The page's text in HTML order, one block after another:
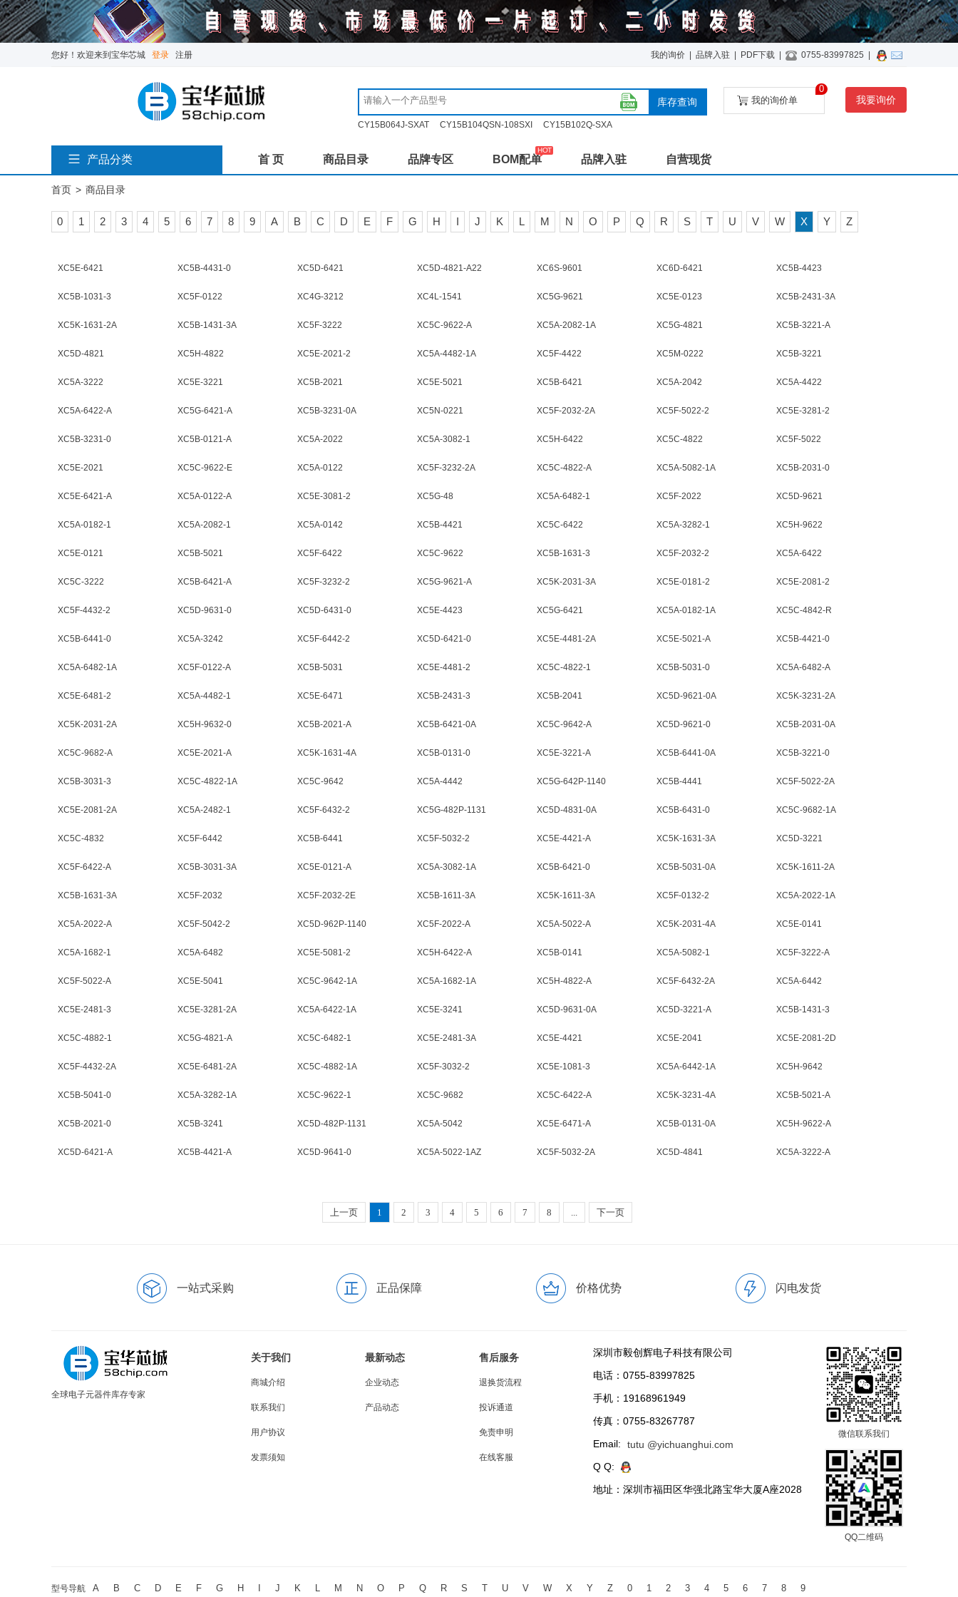
您好！欢迎来到宝华芯城 登录 注册 我的询价 品牌入驻 PDF下载 0755-83997825
库存查询
CY15B064J-SXAT CY15B104QSN-108SXI CY15B102Q-SXA
我的询价单
0
我要询价
产品分类 首 页 商品目录 品牌专区 BOM配单 品牌入驻 自营现货
首页 > 商品目录
0 1 2 3 4 5 6 7 8 9 A B C D E F G H I J K L M N O P Q R S T U V W X Y Z
XC5E-6421 XC5B-4431-0 XC5D-6421 XC5D-4821-A22 XC6S-9601 XC6D-6421 XC5B-4423
XC5B-1031-3 XC5F-0122 XC4G-3212 XC4L-1541 XC5G-9621 XC5E-0123 XC5B-2431-3A
XC5K-1631-2A XC5B-1431-3A XC5F-3222 XC5C-9622-A XC5A-2082-1A XC5G-4821 XC5B-3221-A
XC5D-4821 XC5H-4822 XC5E-2021-2 XC5A-4482-1A XC5F-4422 XC5M-0222 XC5B-3221
XC5A-3222 XC5E-3221 XC5B-2021 XC5E-5021 XC5B-6421 XC5A-2042 XC5A-4422
XC5A-6422-A XC5G-6421-A XC5B-3231-0A XC5N-0221 XC5F-2032-2A XC5F-5022-2 XC5E-3281-2
XC5B-3231-0 XC5B-0121-A XC5A-2022 XC5A-3082-1 XC5H-6422 XC5C-4822 XC5F-5022
XC5E-2021 XC5C-9622-E XC5A-0122 XC5F-3232-2A XC5C-4822-A XC5A-5082-1A XC5B-2031-0
XC5E-6421-A XC5A-0122-A XC5E-3081-2 XC5G-48 XC5A-6482-1 XC5F-2022 XC5D-9621
XC5A-0182-1 XC5A-2082-1 XC5A-0142 XC5B-4421 XC5C-6422 XC5A-3282-1 XC5H-9622
XC5E-0121 XC5B-5021 XC5F-6422 XC5C-9622 XC5B-1631-3 XC5F-2032-2 XC5A-6422
XC5C-3222 XC5B-6421-A XC5F-3232-2 XC5G-9621-A XC5K-2031-3A XC5E-0181-2 XC5E-2081-2
XC5F-4432-2 XC5D-9631-0 XC5D-6431-0 XC5E-4423 XC5G-6421 XC5A-0182-1A XC5C-4842-R
XC5B-6441-0 XC5A-3242 XC5F-6442-2 XC5D-6421-0 XC5E-4481-2A XC5E-5021-A XC5B-4421-0
XC5A-6482-1A XC5F-0122-A XC5B-5031 XC5E-4481-2 XC5C-4822-1 XC5B-5031-0 XC5A-6482-A
XC5E-6481-2 XC5A-4482-1 XC5E-6471 XC5B-2431-3 XC5B-2041 XC5D-9621-0A XC5K-3231-2A
XC5K-2031-2A XC5H-9632-0 XC5B-2021-A XC5B-6421-0A XC5C-9642-A XC5D-9621-0 XC5B-2031-0A
XC5C-9682-A XC5E-2021-A XC5K-1631-4A XC5B-0131-0 XC5E-3221-A XC5B-6441-0A XC5B-3221-0
XC5B-3031-3 XC5C-4822-1A XC5C-9642 XC5A-4442 XC5G-642P-1140 XC5B-4441 XC5F-5022-2A
XC5E-2081-2A XC5A-2482-1 XC5F-6432-2 XC5G-482P-1131 XC5D-4831-0A XC5B-6431-0 XC5C-9682-1A
XC5C-4832 XC5F-6442 XC5B-6441 XC5F-5032-2 XC5E-4421-A XC5K-1631-3A XC5D-3221
XC5F-6422-A XC5B-3031-3A XC5E-0121-A XC5A-3082-1A XC5B-6421-0 XC5B-5031-0A XC5K-1611-2A
XC5B-1631-3A XC5F-2032 XC5F-2032-2E XC5B-1611-3A XC5K-1611-3A XC5F-0132-2 XC5A-2022-1A
XC5A-2022-A XC5F-5042-2 XC5D-962P-1140 XC5F-2022-A XC5A-5022-A XC5K-2031-4A XC5E-0141
XC5A-1682-1 XC5A-6482 XC5E-5081-2 XC5H-6422-A XC5B-0141 XC5A-5082-1 XC5F-3222-A
XC5F-5022-A XC5E-5041 XC5C-9642-1A XC5A-1682-1A XC5H-4822-A XC5F-6432-2A XC5A-6442
XC5E-2481-3 XC5E-3281-2A XC5A-6422-1A XC5E-3241 XC5D-9631-0A XC5D-3221-A XC5B-1431-3
XC5C-4882-1 XC5G-4821-A XC5C-6482-1 XC5E-2481-3A XC5E-4421 XC5E-2041 XC5E-2081-2D
XC5F-4432-2A XC5E-6481-2A XC5C-4882-1A XC5F-3032-2 XC5E-1081-3 XC5A-6442-1A XC5H-9642
XC5B-5041-0 XC5A-3282-1A XC5C-9622-1 XC5C-9682 XC5C-6422-A XC5K-3231-4A XC5B-5021-A
XC5B-2021-0 XC5B-3241 XC5D-482P-1131 XC5A-5042 XC5E-6471-A XC5B-0131-0A XC5H-9622-A
XC5D-6421-A XC5B-4421-A XC5D-9641-0 XC5A-5022-1AZ XC5F-5032-2A XC5D-4841 XC5A-3222-A
上一页 1 2 3 4 5 6 7 8 ... 下一页
一站式采购 正品保障 价格优势 闪电发货
全球电子元器件库存专家
关于我们
商城介绍
联系我们
用户协议
发票须知
最新动态
企业动态
产品动态
售后服务
退换货流程
投诉通道
免责申明
在线客服
深圳市毅创辉电子科技有限公司
电话：0755-83997825
手机：19168961949
传真：0755-83267787
Email:
tutu @yichuanghui.com
Q Q:
地址：深圳市福田区华强北路宝华大厦A座2028
微信联系我们
QQ二维码
型号导航 A B C D E F G H J K L M N O P Q R S T U V W X Y Z 0 1 2 3 4 5 6 7 8 9